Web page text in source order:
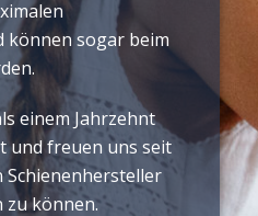
sogar beim
einem Jahrzehnt
und freuen uns seit
Schienenhersteller
zu können.